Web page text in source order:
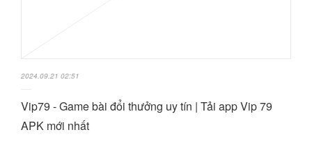
2024.09.21 02:51
Vip79 - Game bài đổi thưởng uy tín | Tải app Vip 79
APK mới nhất